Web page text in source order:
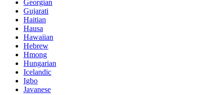
Georgian
Gujarati
Haitian
Hausa
Hawaiian
Hebrew
Hmong
Hungarian
Icelandic
Igbo
Javanese